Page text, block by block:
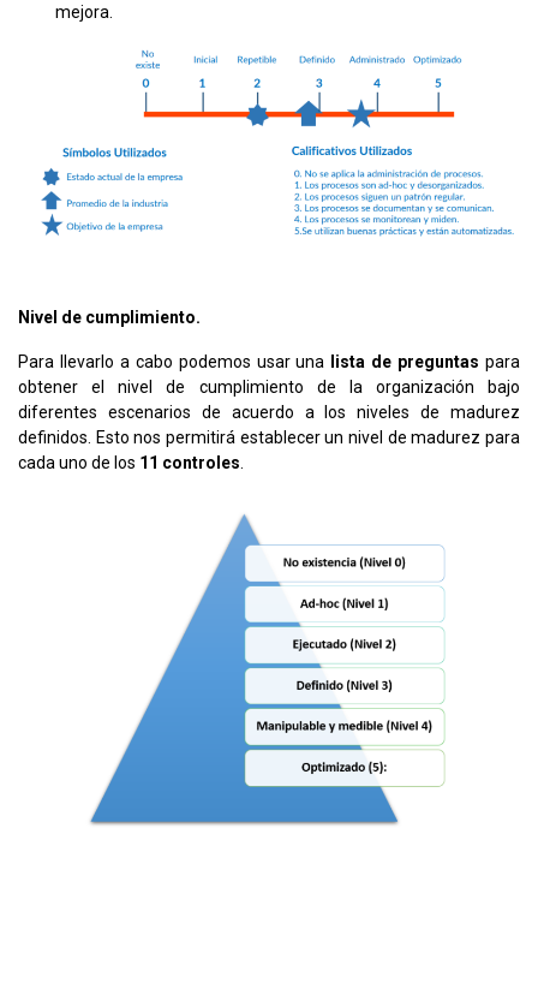
mejora.
Nivel de cumplimiento.
Para llevarlo a cabo podemos usar una lista de preguntas para
obtener el nivel de cumplimiento de la organización bajo
diferentes escenarios de acuerdo a los niveles de madurez
definidos. Esto nos permitirá establecer un nivel de madurez para
cada uno de los 11 controles